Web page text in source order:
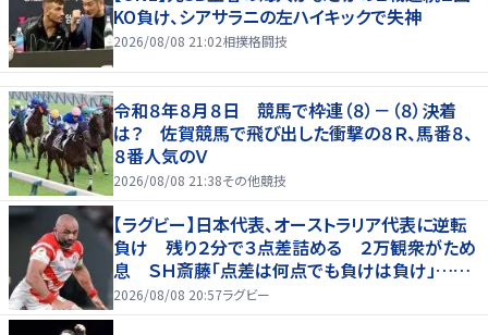
KO負け、シアサラニの左ハイキックで失神
2026/08/08 21:02相撲格闘技
令和８年８月８日 競馬で枠連（８）－（８）決着
は？ 佐賀競馬で飛び出した衝撃の８Ｒ、馬番８、
８番人気のＶ
2026/08/08 21:38その他競技
【ラグビー】日本代表、オーストラリア代表に逆転
負け 残り２分で３点差詰める ２万観衆がため
息 ＳＨ斎藤「点差は何点でも負けは負け」…前
半にＳＯ伊藤龍が先制トライ、３２ー３５で惜敗
2026/08/08 20:57ラグビー